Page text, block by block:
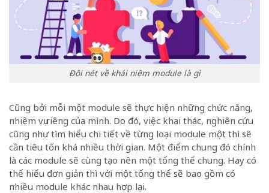
Đôi nét về khái niệm module là gì
Cũng bởi mỗi một module sẽ thực hiện những chức năng,
nhiệm vụ riêng của mình. Do đó, việc khai thác, nghiên cứu
cũng như tìm hiểu chi tiết về từng loại module một thì sẽ
cần tiêu tốn khá nhiều thời gian. Một điểm chung đó chính
là các module sẽ cùng tạo nên một tổng thể chung. Hay có
thể hiểu đơn giản thì với một tổng thể sẽ bao gồm có
nhiều module khác nhau hợp lại.